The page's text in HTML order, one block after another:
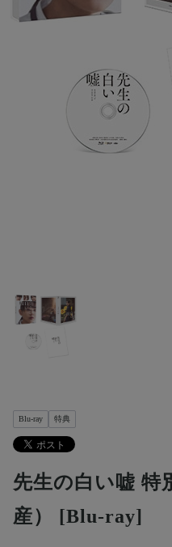
Blu-ray 特典
先生の白い嘘 特
産） [Blu-ray]